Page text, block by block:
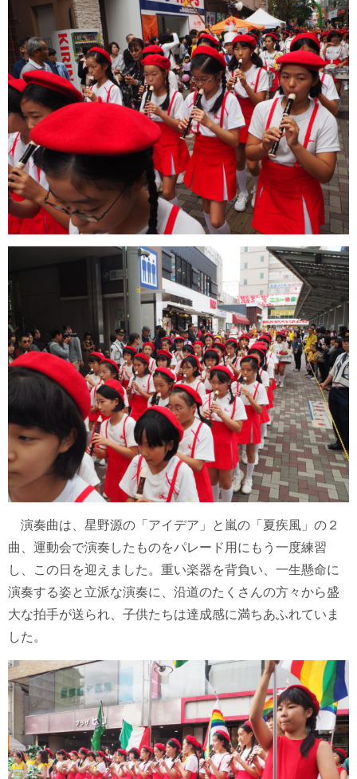
演奏曲は、星野源の「アイデア」と嵐の「夏疾風」の２
曲、運動会で演奏したものをパレード用にもう一度練習
し、この日を迎えました。重い楽器を背負い、一生懸命に
演奏する姿と立派な演奏に、沿道のたくさんの方々から盛
大な拍手が送られ、子供たちは達成感に満ちあふれていま
した。